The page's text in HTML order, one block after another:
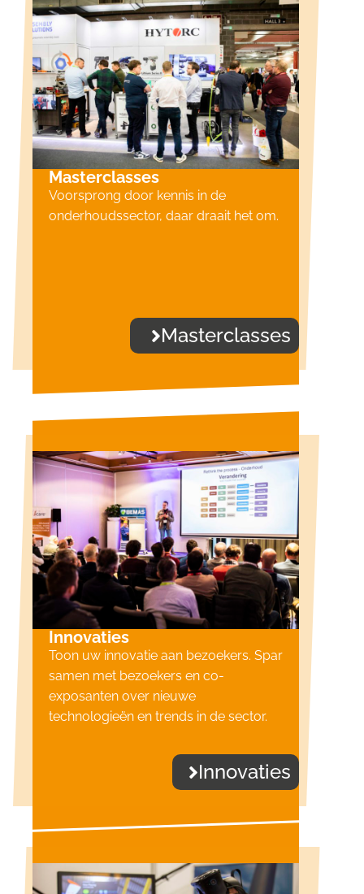
Masterclasses
Voorsprong door kennis in de
onderhoudssector, daar draait het om.
Masterclasses
Innovaties
Toon uw innovatie aan bezoekers. Spar
samen met bezoekers en co-
exposanten over nieuwe
technologieën en trends in de sector.
Innovaties